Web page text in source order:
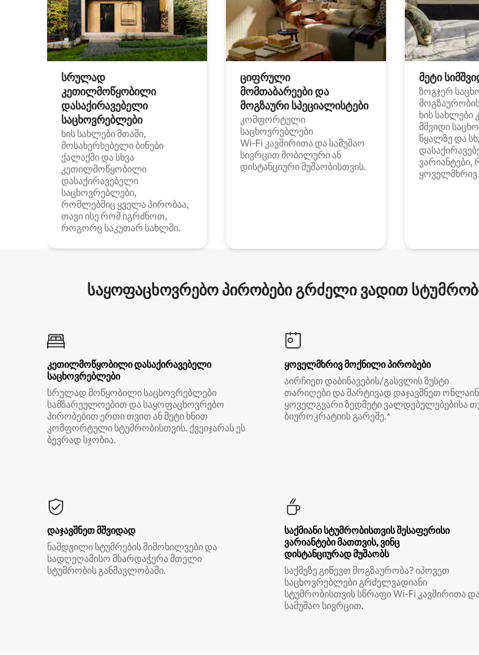
სრულად
კეთილმოწყობილი
დასაქირავებელი
საცხოვრებლები
ხის სახლები მთაში,
მოსახერხებელი ბინები
ქალაქში და სხვა
კეთილმოწყობილი
დასაქირავებელი
საცხოვრებლები,
რომლებშიც ყველა პირობაა,
თავი ისე რომ იგრძნოთ,
როგორც საკუთარ სახლში.
ციფრული
მომთაბარეები და
მოგზაური სპეციალისტები
კომფორტული
საცხოვრებლები
Wi‑Fi კავშირითა და სამუშაო
სივრცით მობილური ან
დისტანციური მუშაობისთვის.
მეტი
ზოგჯერ
ხის
მშვიდი
წყალზე და
საყოფაცხოვრებო პირობები გრძელი ვადით
კეთილმოწყობილი დასაქირავებელი
საცხოვრებლები
სრულად მოწყობილი საცხოვრებლები
სამზარეულოებით და საყოფაცხოვრებო
პირობებით ერთი თვით ან მეტი ხნით
კომფორტული სტუმრობისთვის. ქვეიჯარას ეს
ბევრად სჯობია.
ყოველმხრივ მოქნილი პირობები
აირჩიეთ დაბინავების/გასვლის ზუსტი
თარიღები და მარტივად დაჯავშნეთ
ყოველგვარი ზედმეტი ვალდებულებებისა
ბიუროკრატიის გარეშე.*
დაჯავშნეთ მშვიდად
ნამდვილი სტუმრების მიმოხილვები და
სადღეღამისო მხარდაჭერა მთელი
სტუმრობის განმავლობაში.
საქმიანი სტუმრობისთვის შესაფერისი
ვარიანტები მათთვის, ვინც
დისტანციურად მუშაობს
საქმეზე გიწევთ მოგზაურობა? იპოვეთ
საცხოვრებლები გრძელვადიანი
სტუმრობისთვის სწრაფი Wi‑Fi კავშირითა
სამუშაო სივრცით.